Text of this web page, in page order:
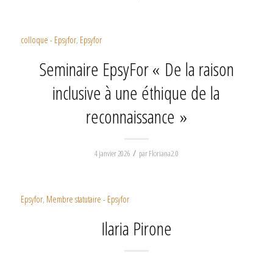
colloque - Epsyfor, Epsyfor
Seminaire EpsyFor « De la raison
inclusive à une éthique de la
reconnaissance »
4 janvier 2026 / parFloriana2.0
Epsyfor, Membre statutaire - Epsyfor
Ilaria Pirone